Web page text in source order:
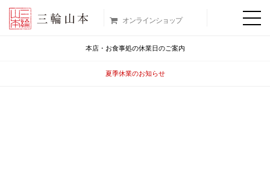
オンラインショップ
本店・お食事処の休業日のご案内
夏季休業のお知らせ